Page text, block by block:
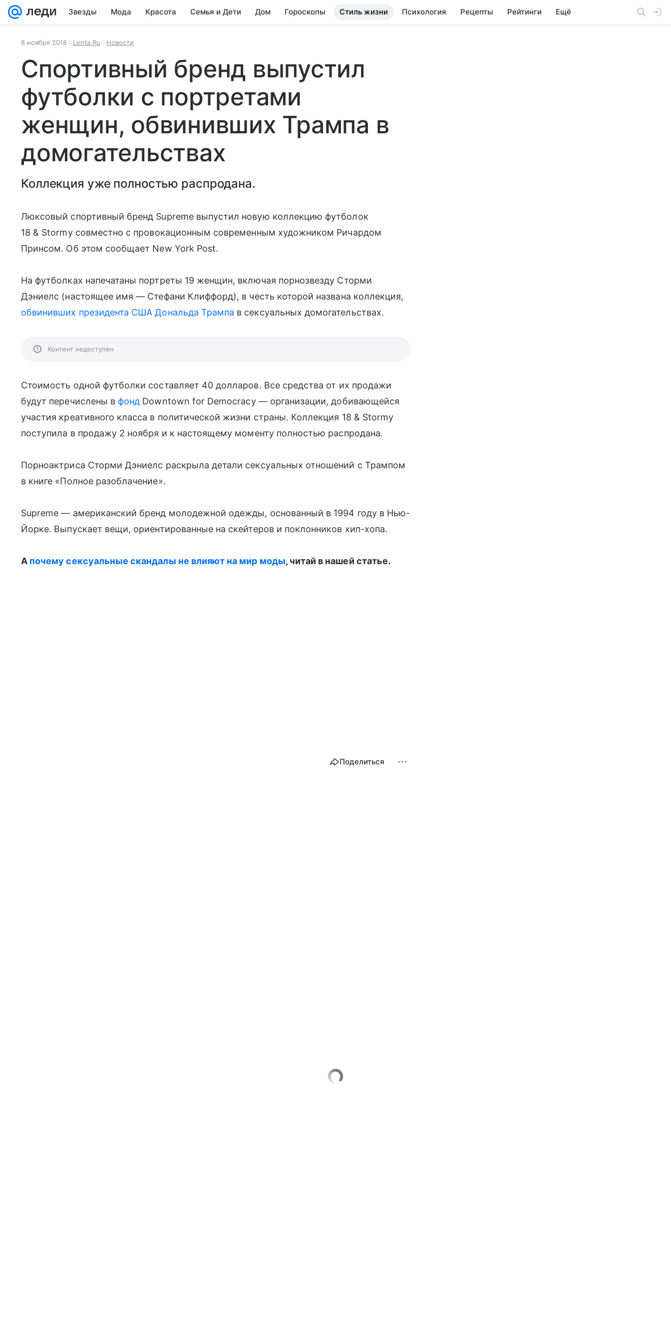
Звезды Мода Красота Семья и Дети Дом Гороскопы Стиль жизни Психология Рецепты Рейтинги Ещё
8 ноября 2018 Lenta.Ru Новости
Спортивный бренд выпустил
футболки с портретами
женщин, обвинивших Трампа в
домогательствах
Коллекция уже полностью распродана.
Люксовый спортивный бренд Supreme выпустил новую коллекцию футболок
18 & Stormy совместно с провокационным современным художником Ричардом
Принсом. Об этом сообщает New York Post.
На футболках напечатаны портреты 19 женщин, включая порнозвезду Сторми
Дэниелс (настоящее имя — Стефани Клиффорд), в честь которой названа коллекция,
обвинивших президента США Дональда Трампа в сексуальных домогательствах.
Контент недоступен
Стоимость одной футболки составляет 40 долларов. Все средства от их продажи
будут перечислены в фонд Downtown for Democracy — организации, добивающейся
участия креативного класса в политической жизни страны. Коллекция 18 & Stormy
поступила в продажу 2 ноября и к настоящему моменту полностью распродана.
Порноактриса Сторми Дэниелс раскрыла детали сексуальных отношений с Трампом
в книге «Полное разоблачение».
Supreme — американский бренд молодежной одежды, основанный в 1994 году в Нью-
Йорке. Выпускает вещи, ориентированные на скейтеров и поклонников хип-хопа.
А почему сексуальные скандалы не влияют на мир моды, читай в нашей статье.
Поделиться